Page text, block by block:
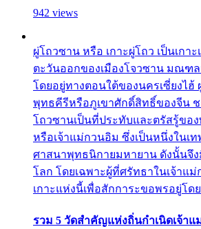
942 views
ผู่โถวซาน หรือ เกาะผู่โถว เป็นเกา
ตะวันออกของเมืองโจวซาน มณฑล
โดยอยู่ทางตอนใต้ของนครเซี่ยงไฮ้
พุทธคีรีหรือภูเขาศักดิ์สิทธิ์ของจีน
โถวซานเป็นที่ประทับและตรัสรู้ขอ
หรือเจ้าแม่กวนอิม ซึ่งเป็นหนึ่งในเ
ศาสนาพุทธนิกายมหายาน ดังนั้นจึ
โลก โดยเฉพาะผู้ที่ศรัทธาในเจ้าแ
เกาะแห่งนี้เพื่อสักการะขอพรอยู่โด
รวม 5 วัดสำคัญแห่งถิ่นกำเนิดเจ้าแ